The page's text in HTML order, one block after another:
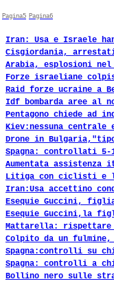
Pagina5 Pagina6
Iran: Usa e Israele
Cisgiordania,
Arabia, esplosioni nel
Forze israeliane
Raid forze ucraine a
Idf bombarda aree al
Pentagono chiede ad
Kiev:nessuna
Drone in
Spagna: controllati 5-
Aumentata assistenza
Litiga con ciclisti
Iran:Usa accettino
Esequie Guccini,
Esequie Guccini,la
Mattarella:
Colpito da un fulmine,
Spagna:controlli su
Spagna: controlli a
Bollino nero sulle